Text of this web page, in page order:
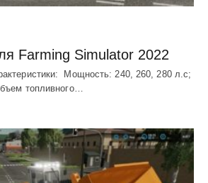
Farming Simulator 2022
Мощность: 240, 260, 280 л.с;
топливного…